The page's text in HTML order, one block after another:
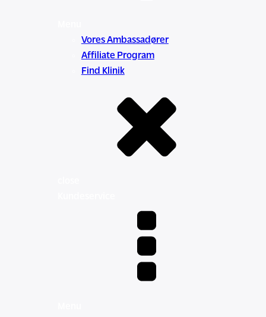
Vores Ambassadører
Affiliate Program
Find Klinik